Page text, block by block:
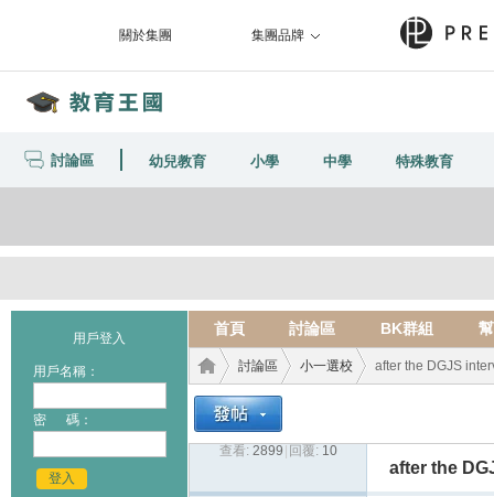
關於集團 集團品牌
討論區 幼兒教育 小學 中學 特殊教育
用戶登入
用戶名稱：
密 碼：
登入
首頁 討論區 BK群組
›
討論區
›
小一選校 after the DGJS
查看: 2899 回覆: 10
after the